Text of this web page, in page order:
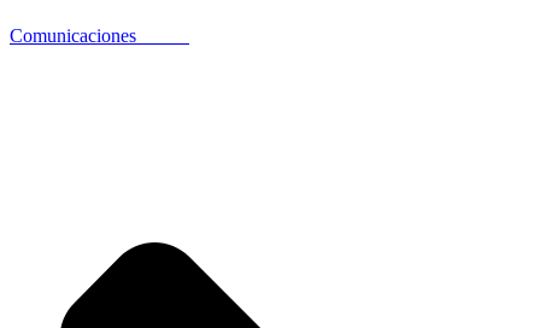
Comunicaciones